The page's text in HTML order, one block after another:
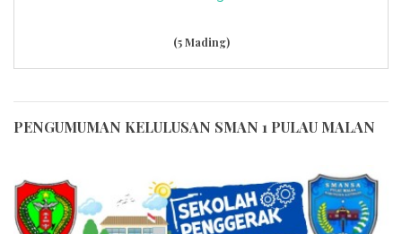
PENGUMUMAN KELULUSAN SMAN 1 PULAU MALAN
(5 Mading)